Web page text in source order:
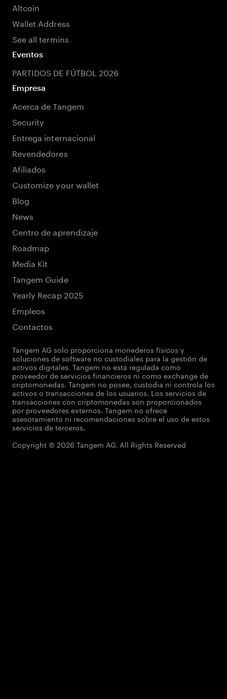
Altcoin
Wallet Address
See all termins
Eventos
PARTIDOS DE FÚTBOL 2026
Empresa
Acerca de Tangem
Security
Entrega internacional
Revendedores
Afiliados
Customize your wallet
Blog
News
Centro de aprendizaje
Roadmap
Media Kit
Tangem Guide
Yearly Recap 2025
Empleos
Contactos
Tangem AG solo proporciona monederos físicos y
soluciones de software no custodiales para la gestión de
activos digitales. Tangem no está regulada como
proveedor de servicios financieros ni como exchange de
criptomonedas. Tangem no posee, custodia ni controla los
activos o transacciones de los usuarios. Los servicios de
transacciones con criptomonedas son proporcionados
por proveedores externos. Tangem no ofrece
asesoramiento ni recomendaciones sobre el uso de estos
servicios de terceros.